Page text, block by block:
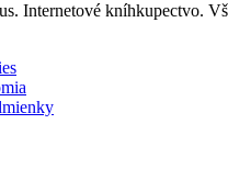
Internetové kníhkupectvo.